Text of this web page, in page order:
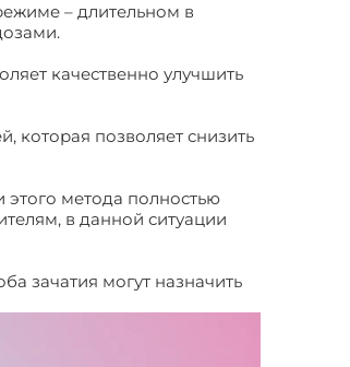
– длительном в
качественно улучшить
позволяет снизить
метода полностью
в данной ситуации
зачатия могут назначить